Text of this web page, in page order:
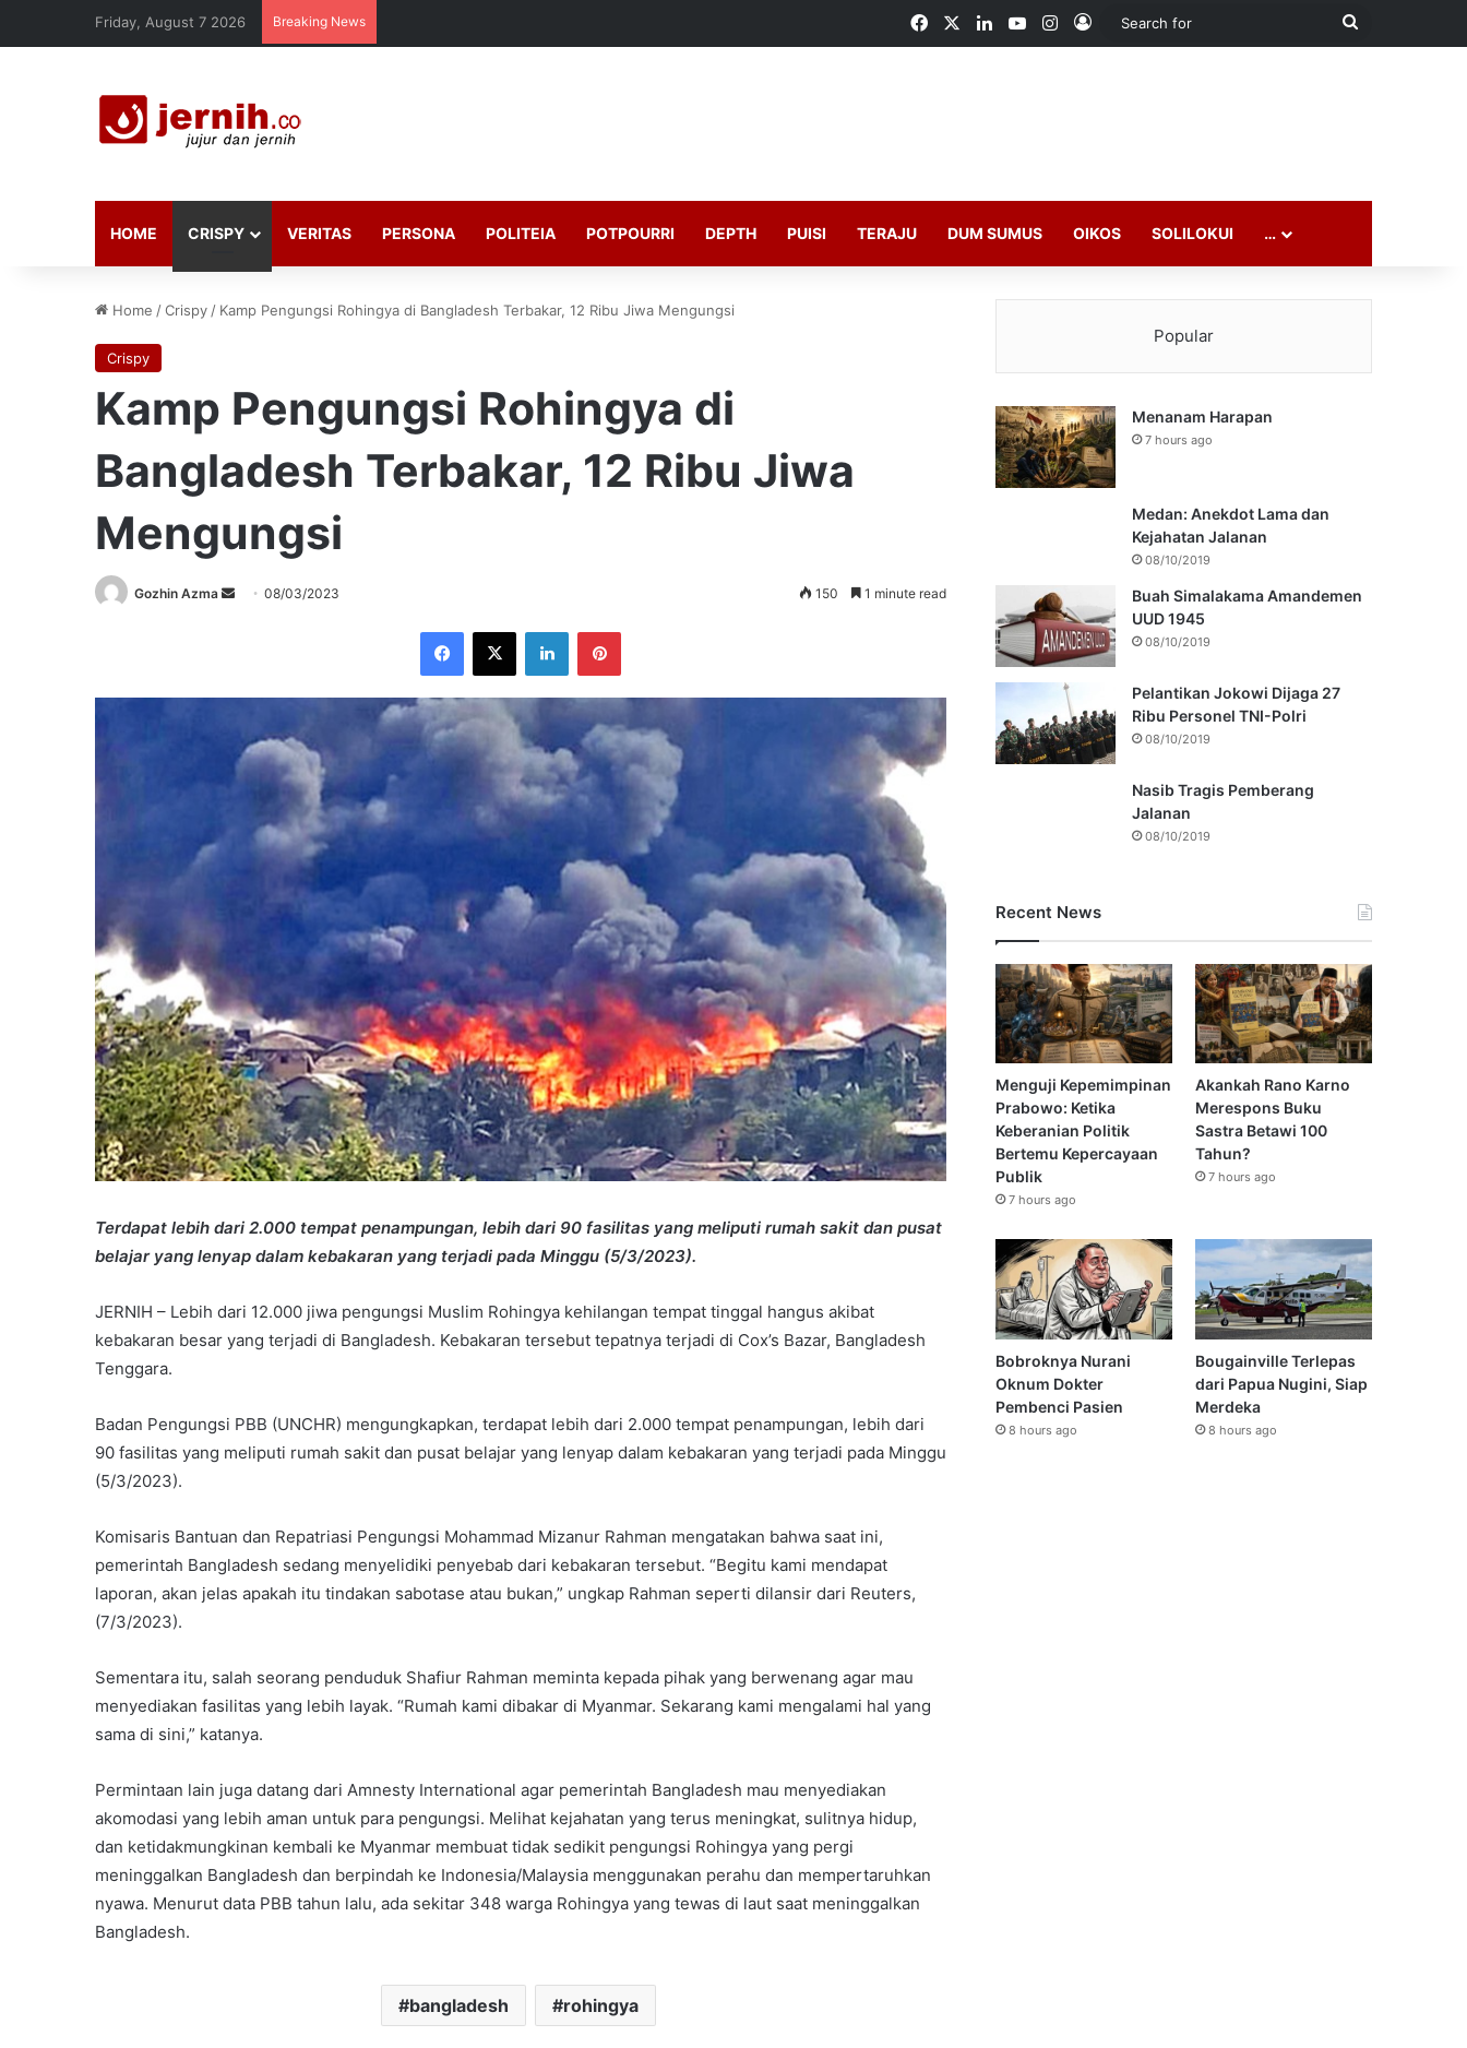
Friday, August 7 2026 Breaking News FacebookLinkedInYouTubeInstagram
Log In
Search
HOME CRISPY VERITAS PERSONA POLITEIA POTPOURRI DEPTH PUISI TERAJU DUM SUMUS OIKOS SOLILOKUI …
Home /Crispy / Kamp Pengungsi Rohingya di Bangladesh Terbakar, 12 Ribu Jiwa Mengungsi
Crispy
Kamp Pengungsi Rohingya di
Bangladesh Terbakar, 12 Ribu Jiwa
Mengungsi
Gozhin Azma
Send08/03/2023 150 1 minute read
Facebook
X LinkedInPinterest
Terdapat lebih dari 2.000 tempat penampungan, lebih dari 90 fasilitas yang meliputi rumah sakit dan pusat
belajar yang lenyap dalam kebakaran yang terjadi pada Minggu (5/3/2023).
JERNIH – Lebih dari 12.000 jiwa pengungsi Muslim Rohingya kehilangan tempat tinggal hangus akibat
kebakaran besar yang terjadi di Bangladesh. Kebakaran tersebut tepatnya terjadi di Cox’s Bazar, Bangladesh
Tenggara.
Badan Pengungsi PBB (UNCHR) mengungkapkan, terdapat lebih dari 2.000 tempat penampungan, lebih dari
90 fasilitas yang meliputi rumah sakit dan pusat belajar yang lenyap dalam kebakaran yang terjadi pada Minggu
(5/3/2023).
Komisaris Bantuan dan Repatriasi Pengungsi Mohammad Mizanur Rahman mengatakan bahwa saat ini,
pemerintah Bangladesh sedang menyelidiki penyebab dari kebakaran tersebut. “Begitu kami mendapat
laporan, akan jelas apakah itu tindakan sabotase atau bukan,” ungkap Rahman seperti dilansir dari Reuters,
(7/3/2023).
Sementara itu, salah seorang penduduk Shafiur Rahman meminta kepada pihak yang berwenang agar mau
menyediakan fasilitas yang lebih layak. “Rumah kami dibakar di Myanmar. Sekarang kami mengalami hal yang
sama di sini,” katanya.
Permintaan lain juga datang dari Amnesty International agar pemerintah Bangladesh mau menyediakan
akomodasi yang lebih aman untuk para pengungsi. Melihat kejahatan yang terus meningkat, sulitnya hidup,
dan ketidakmungkinan kembali ke Myanmar membuat tidak sedikit pengungsi Rohingya yang pergi
meninggalkan Bangladesh dan berpindah ke Indonesia/Malaysia menggunakan perahu dan mempertaruhkan
nyawa. Menurut data PBB tahun lalu, ada sekitar 348 warga Rohingya yang tewas di laut saat meninggalkan
Bangladesh.
bangladesh rohingya
Popular
Menanam Harapan
7 hours ago
Medan: Anekdot Lama dan
Kejahatan Jalanan
08/10/2019
Buah Simalakama Amandemen
UUD 1945
08/10/2019
Pelantikan Jokowi Dijaga 27
Ribu Personel TNI-Polri
08/10/2019
Nasib Tragis Pemberang
Jalanan
08/10/2019
Recent News
Menguji Kepemimpinan
Prabowo: Ketika
Keberanian Politik
Bertemu Kepercayaan
Publik
7 hours ago
Akankah Rano Karno
Merespons Buku
Sastra Betawi 100
Tahun?
7 hours ago
Bobroknya Nurani
Oknum Dokter
Pembenci Pasien
8 hours ago
Bougainville Terlepas
dari Papua Nugini, Siap
Merdeka
8 hours ago